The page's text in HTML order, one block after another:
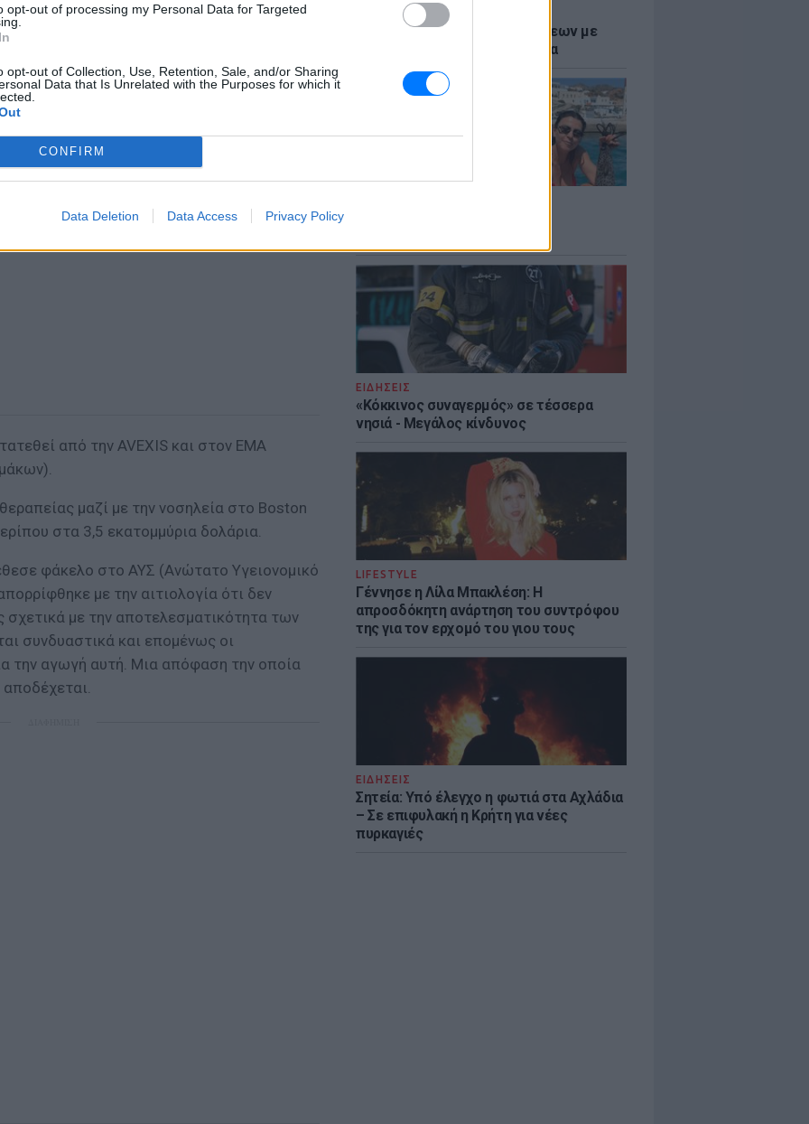
opt-out of processing my Personal Data for Targeted
opt-out of Collection, Use, Retention, Sale, and/or Sharing
Data that Is Unrelated with the Purposes for which it
CONFIRM
Data Deletion Data Access Privacy Policy
ΕΙΔΗΣΕΙΣ
Αύγουστος: Ρεκόρ Αναχωρήσεων με
56.000 Ταξιδιώτες στα Λιμάνια
ΕΙΔΗΣΕΙΣ
«Κόκκινος συναγερμός» σε τέσσερα
νησιά - Μεγάλος κίνδυνος
LIFESTYLE
Γέννησε η Λίλα Μπακλέση: Η
απροσδόκητη ανάρτηση του συντρόφου
της για τον ερχομό του γιου τους
ΕΙΔΗΣΕΙΣ
Σητεία: Υπό έλεγχο η φωτιά στα Αχλάδια
– Σε επιφυλακή η Κρήτη για νέες
πυρκαγιές
ΔΙΑΦΗΜΙΣΗ
από την AVEXIS και στον EMA
μαζί με την νοσηλεία στο Boston
στα 3,5 εκατομμύρια δολάρια.
φάκελο στο ΑΥΣ (Ανώτατο Υγειονομικό
με την αιτιολογία ότι δεν
σχετικά με την αποτελεσματικότητα των
συνδυαστικά και επομένως οι
την αγωγή αυτή. Μια απόφαση την οποία